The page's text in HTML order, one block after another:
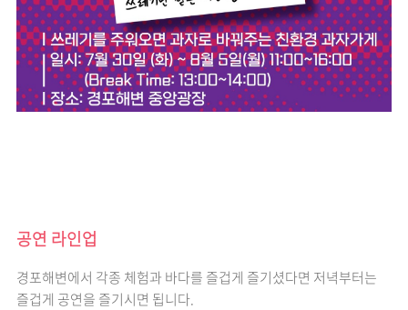
공연 라인업
경포해변에서 각종 체험과 바다를 즐겁게 즐기셨다면 저녁부터는
즐겁게 공연을 즐기시면 됩니다.